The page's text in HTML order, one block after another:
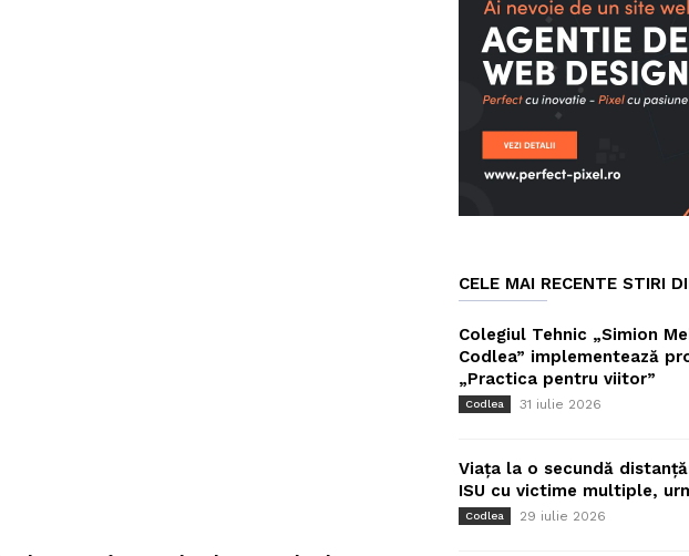
CELE MAI RECENTE STIRI
Colegiul Tehnic „Simion
Codlea” implementează
„Practica pentru viitor”
Codlea 31 iulie 2026
Viața la o secundă
ISU cu victime multiple,
Codlea 29 iulie 2026